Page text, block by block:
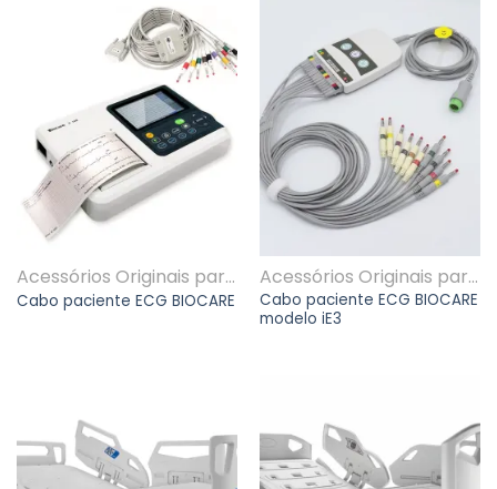
Acessórios Originais para equipamentos multi marcas
Cabo paciente ECG BIOCARE
Acessórios Originais para equipamentos multi marcas
Cabo paciente ECG BIOCARE
modelo iE3